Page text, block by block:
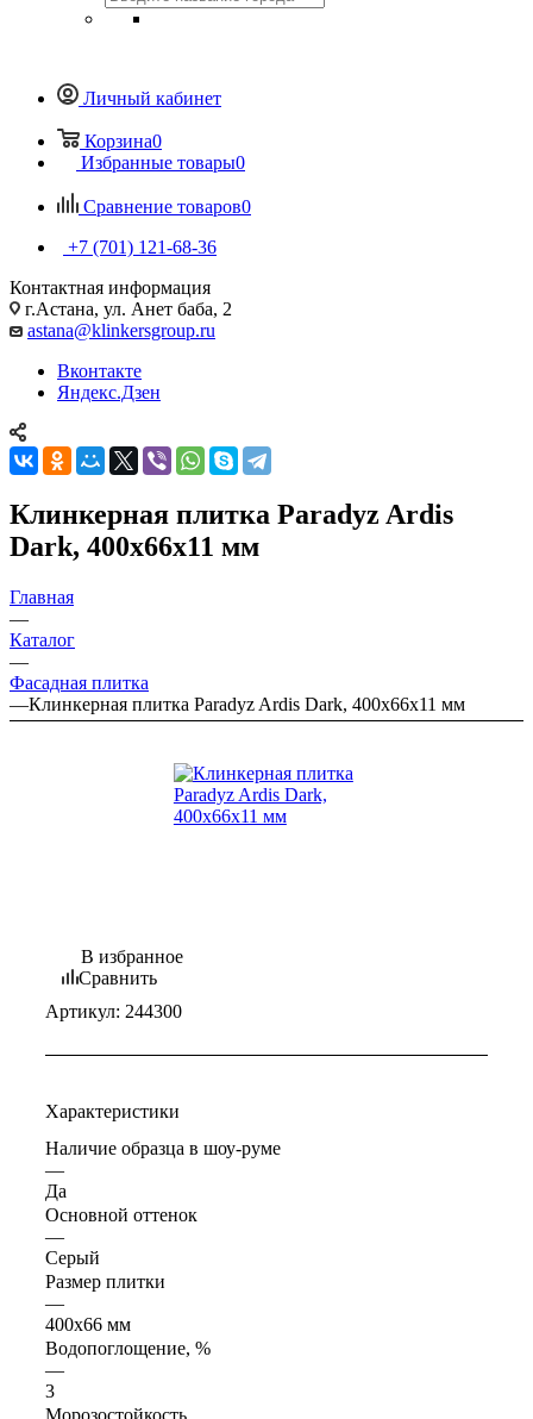
Личный кабинет
Корзина0
Избранные товары0
Сравнение товаров0
+7 (701) 121-68-36
Контактная информация
г.Астана, ул. Анет баба, 2
astana@klinkersgroup.ru
Вконтакте
Яндекс.Дзен
Клинкерная плитка Paradyz Ardis
Dark, 400х66х11 мм
Главная
—
Каталог
—
Фасадная плитка
—Клинкерная плитка Paradyz Ardis Dark, 400х66х11 мм
В избранное
Сравнить
Артикул: 244300
Характеристики
Наличие образца в шоу-руме
—
Да
Основной оттенок
—
Серый
Размер плитки
—
400х66 мм
Водопоглощение, %
—
3